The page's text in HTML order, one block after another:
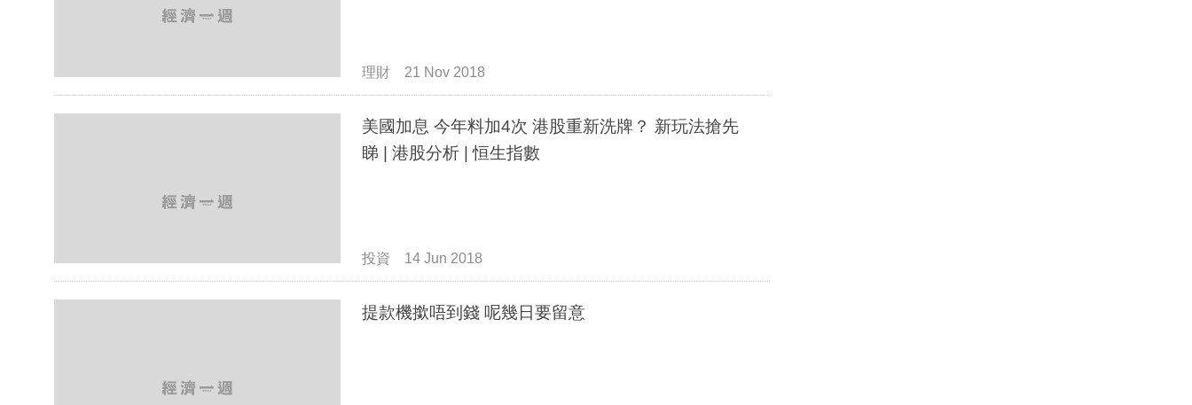
理財 21 Nov 2018
美國加息 今年料加4次 港股重新洗牌？ 新玩法搶先
睇 | 港股分析 | 恒生指數
投資 14 Jun 2018
提款機撳唔到錢 呢幾日要留意